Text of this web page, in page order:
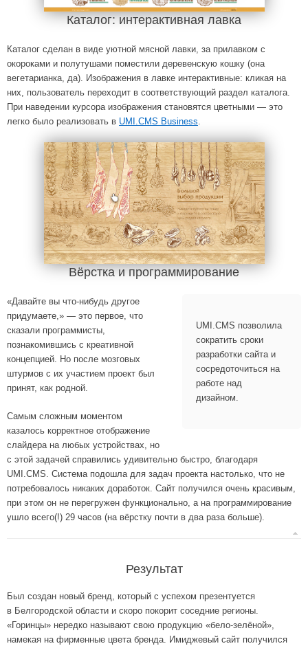
Каталог: интерактивная лавка
Каталог сделан в виде уютной мясной лавки, за прилавком с
окороками и полутушами поместили деревенскую кошку (она
вегетарианка, да). Изображения в лавке интерактивные: кликая на
них, пользователь переходит в соответствующий раздел каталога.
При наведении курсора изображения становятся цветными — это
легко было реализовать в UMI.CMS Business.
Вёрстка и программирование
UMI.CMS позволила
сократить сроки
разработки сайта и
сосредоточиться на
работе над
дизайном.
«Давайте вы что-нибудь другое
придумаете,» — это первое, что
сказали программисты,
познакомившись с креативной
концепцией. Но после мозговых
штурмов с их участием проект был
принят, как родной.
Самым сложным моментом
казалось корректное отображение
слайдера на любых устройствах, но
с этой задачей справились удивительно быстро, благодаря
UMI.CMS. Система подошла для задач проекта настолько, что не
потребовалось никаких доработок. Сайт получился очень красивым,
при этом он не перегружен функционально, а на программирование
ушло всего(!) 29 часов (на вёрстку почти в два раза больше).
Результат
Был создан новый бренд, который с успехом презентуется
в Белгородской области и скоро покорит соседние регионы.
«Горинцы» нередко называют свою продукцию «бело-зелёной»,
намекая на фирменные цвета бренда. Имиджевый сайт получился